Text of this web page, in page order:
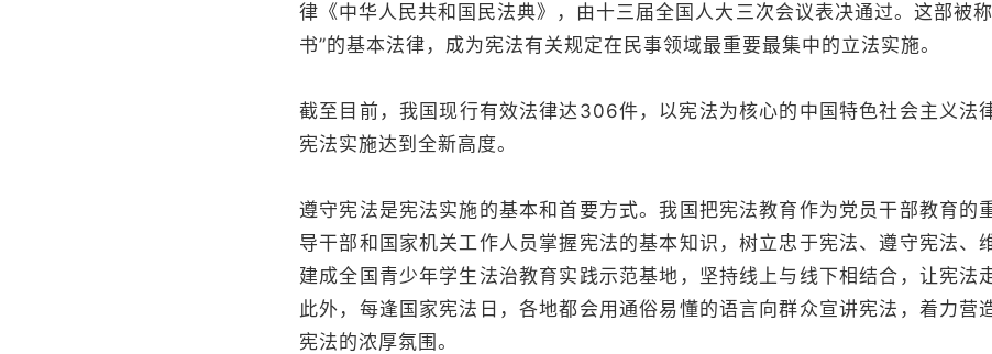
律《中华人民共和国民法典》，由十三届全国人大三次会议表决通过。这部被
书”的基本法律，成为宪法有关规定在民事领域最重要最集中的立法实施。
截至目前，我国现行有效法律达306件，以宪法为核心的中国特色社会主义法
宪法实施达到全新高度。
遵守宪法是宪法实施的基本和首要方式。我国把宪法教育作为党员干部教育的
导干部和国家机关工作人员掌握宪法的基本知识，树立忠于宪法、遵守宪法、
建成全国青少年学生法治教育实践示范基地，坚持线上与线下相结合，让宪法
此外，每逢国家宪法日，各地都会用通俗易懂的语言向群众宣讲宪法，着力营
宪法的浓厚氛围。